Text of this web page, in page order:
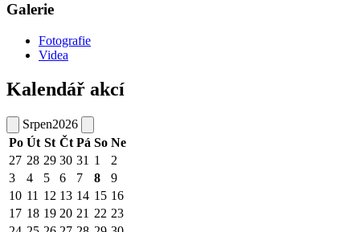
Galerie
Fotografie
Videa
Kalendář akcí
Srpen2026
Po Út St Čt Pá So Ne
27 28 29 30 31 1
2
3
4 5 6 7 8
9
10 11 12 13 14 15 16
17 18 19 20 21 22 23